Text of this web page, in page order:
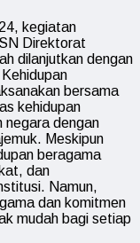
kegiatan
Direktorat
dilanjutkan dengan
bersama
kehidupan
negara dengan
Meskipun
beragama
dan
Namun,
dan komitmen
mudah bagi setiap